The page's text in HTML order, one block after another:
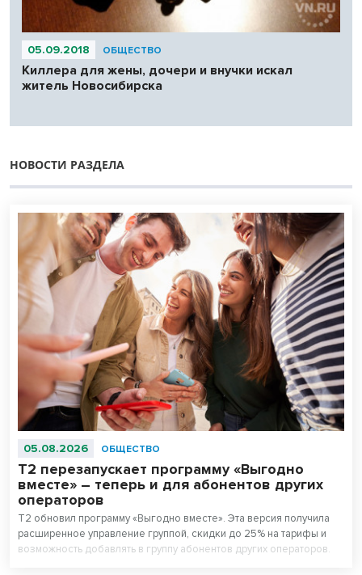
05.09.2018 ОБЩЕСТВО
Киллера для жены, дочери и внучки искал
житель Новосибирска
НОВОСТИ РАЗДЕЛА
05.08.2026 ОБЩЕСТВО
Т2 перезапускает программу «Выгодно
вместе» – теперь и для абонентов других
операторов
T2 обновил программу «Выгодно вместе». Эта версия получила
расширенное управление группой, скидки до 25% на тарифы и
возможность добавлять в группу абонентов других операторов.